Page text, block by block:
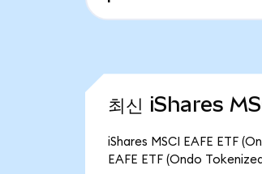
최신 iShares
iShares MSCI EAFE ETF
EAFE ETF (Ondo